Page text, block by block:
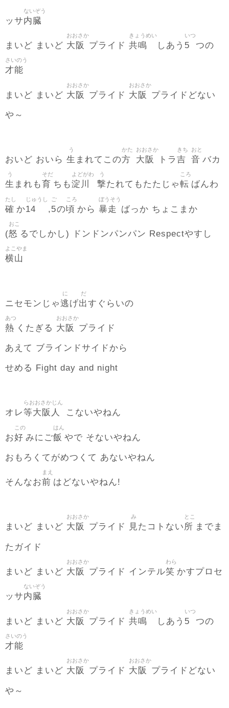
ッサ内臓
ないぞう
まいど まいど 大阪
おおさか
プライド 共鳴
きょうめい
しあう 5
いつ
つの
才能
さいのう
まいど まいど 大阪
おおさか
プライド 大阪
おおさか
プライドどない
や～
おいど おいら 生
う
まれてこの方
かた
大阪
おおさか
トラ 吉
きち
音
おと
バカ
生
う
まれも 育
そだ
ちも淀川
よどがわ
撃
う
たれてもたたじゃ転
ころ
ばんわ
確
たし
か14
じゅうし
,5
ご
の頃
ころ
から 暴走
ぼうそう
ばっか ちょこまか
(怒
おこ
るでしかし) ドンドンパンパン Respectやすし
横山
よこやま
ニセモンじゃ逃
に
げ出
だ
すぐらいの
熱
あつ
くたぎる 大阪
おおさか
プライド
あえて ブラインドサイドから
せめる Fight day and night
オレ等大阪人
らおおさかじん
こないやねん
お好
この
みにご飯
はん
やで そないやねん
おもろくてがめつくて あないやねん
そんなお前
まえ
はどないやねん!
まいど まいど 大阪
おおさか
プライド 見
み
たコトない所
とこ
までま
たガイド
まいど まいど 大阪
おおさか
プライド インテル笑
わら
かすプロセ
ッサ内臓
ないぞう
まいど まいど 大阪
おおさか
プライド 共鳴
きょうめい
しあう 5
いつ
つの
才能
さいのう
まいど まいど 大阪
おおさか
プライド 大阪
おおさか
プライドどない
や～